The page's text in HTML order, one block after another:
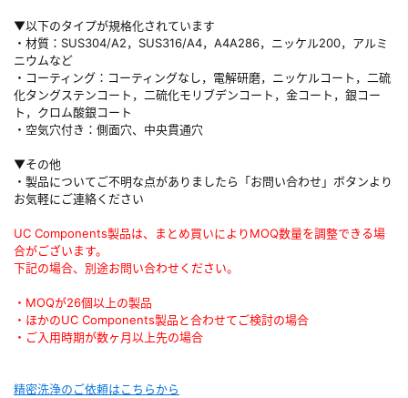
▼以下のタイプが規格化されています
・材質：SUS304/A2，SUS316/A4，A4A286，ニッケル200，アルミ
ニウムなど
・コーティング：コーティングなし，電解研磨，ニッケルコート，二硫
化タングステンコート，二硫化モリブデンコート，金コート，銀コー
ト，クロム酸銀コート
・空気穴付き：側面穴、中央貫通穴
▼その他
・製品についてご不明な点がありましたら「お問い合わせ」ボタンより
お気軽にご連絡ください
UC Components製品は、まとめ買いによりMOQ数量を調整できる場
合がございます。
下記の場合、別途お問い合わせください。
・MOQが26個以上の製品
・ほかのUC Components製品と合わせてご検討の場合
・ご入用時期が数ヶ月以上先の場合
精密洗浄のご依頼はこちらから